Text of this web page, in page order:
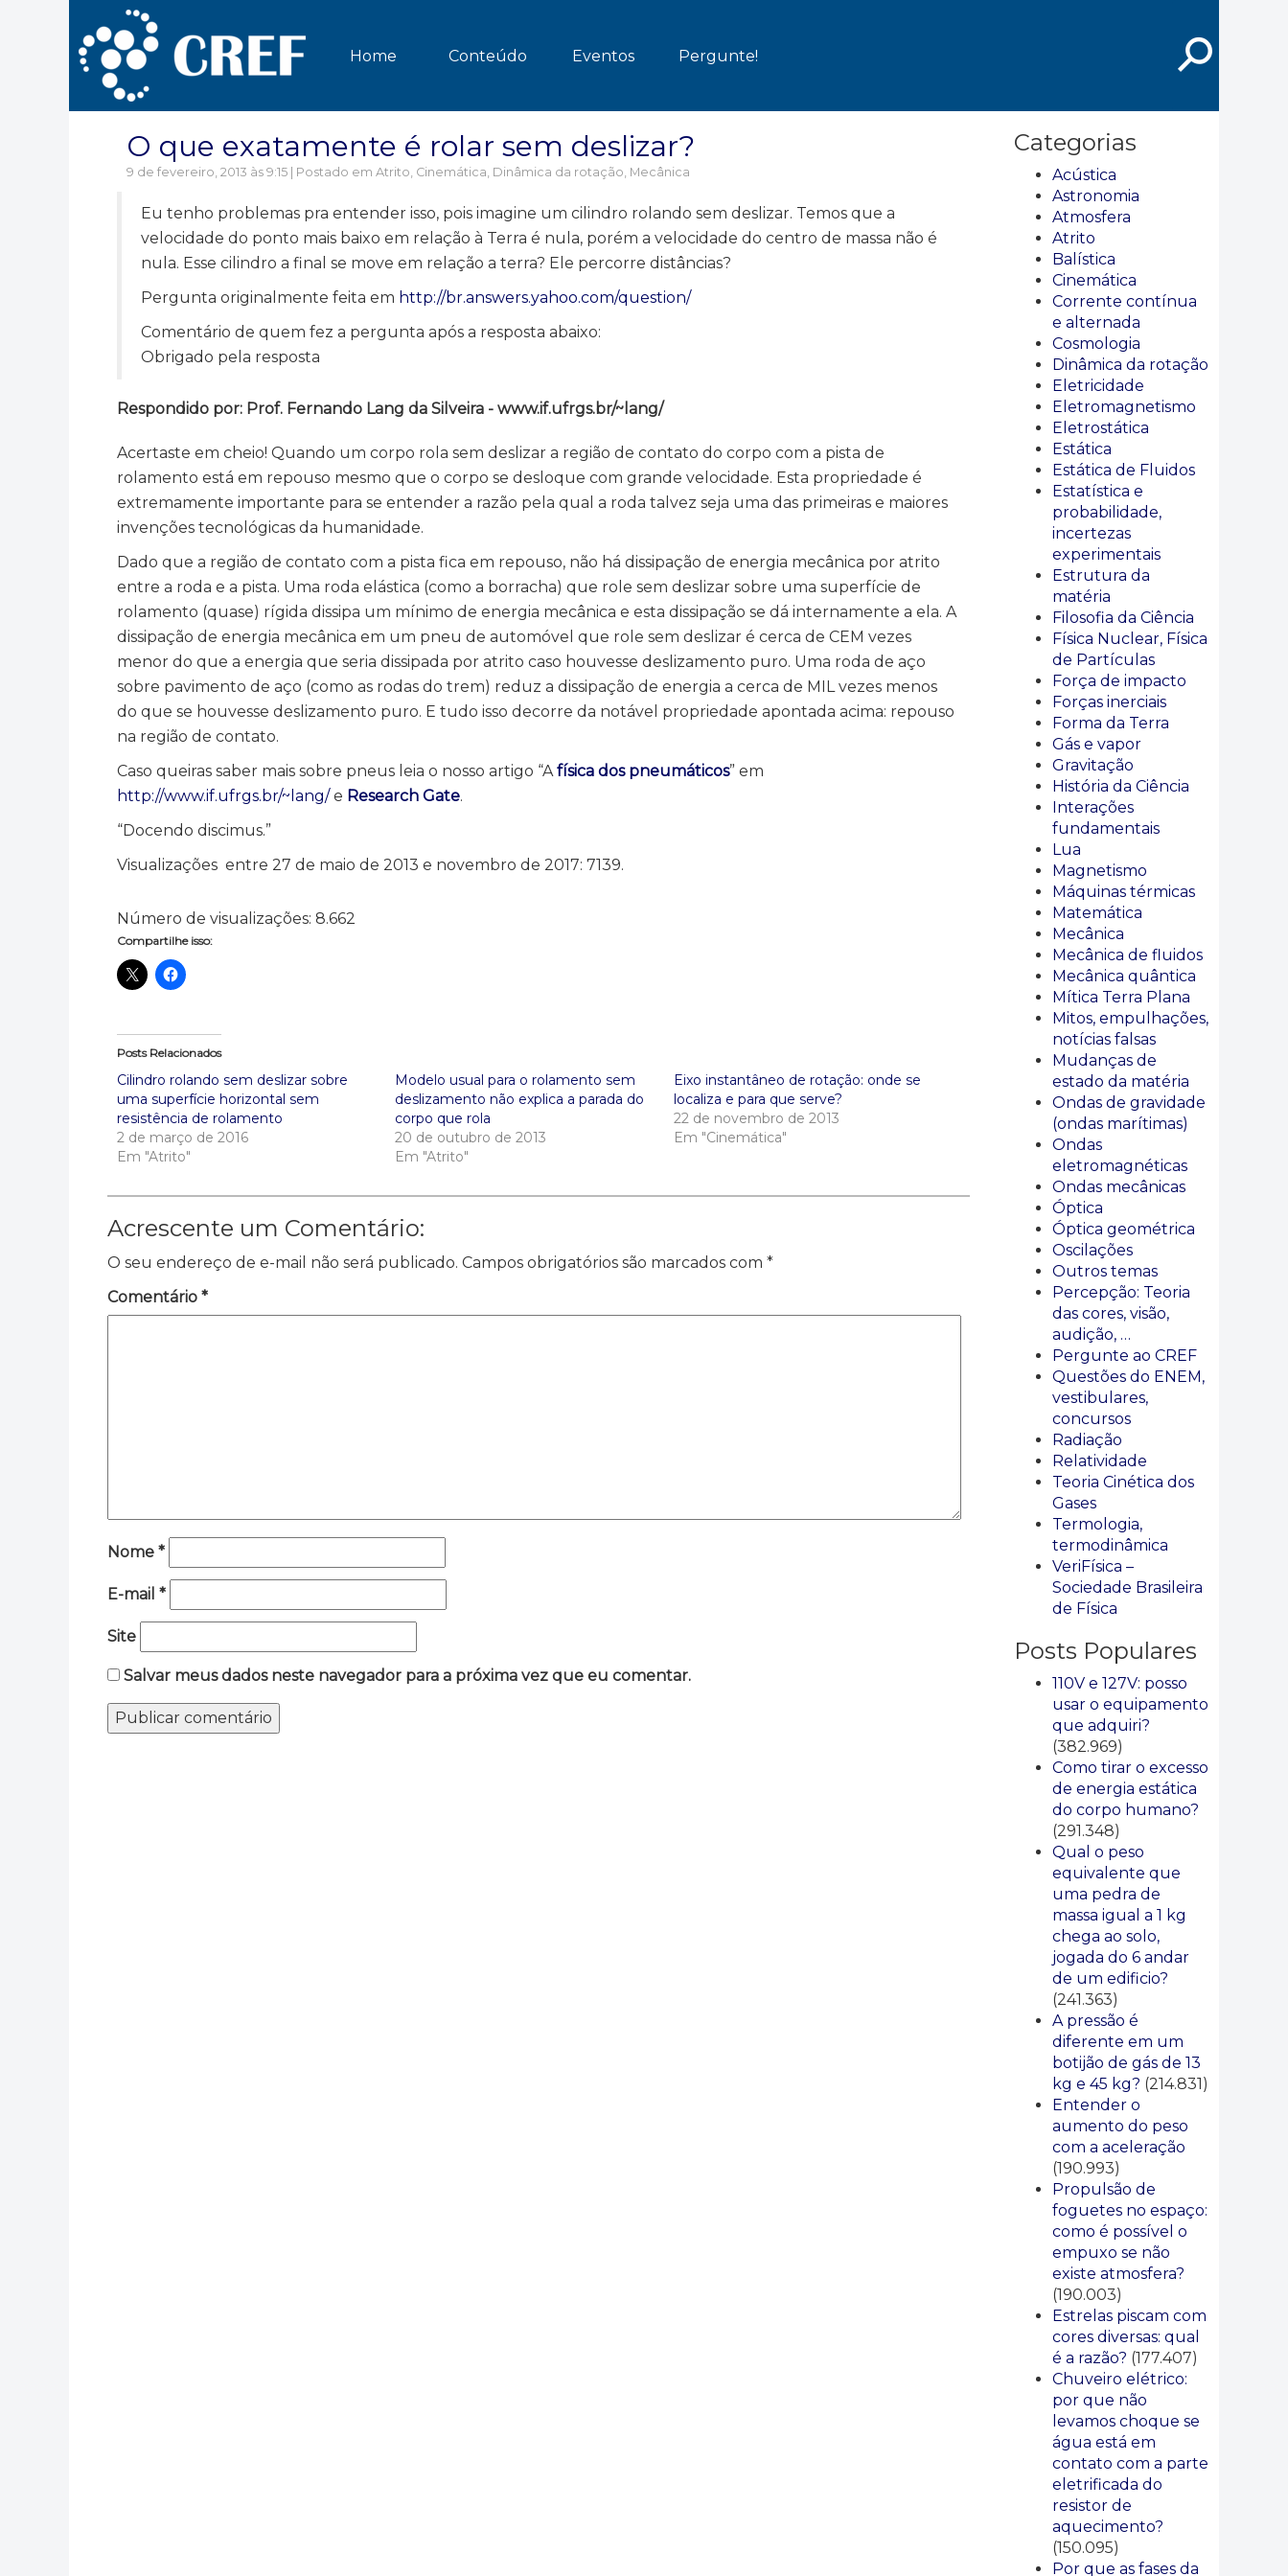
⚲
Home Conteúdo Eventos Pergunte!
O que exatamente é rolar sem deslizar?
9 de fevereiro, 2013 às 9:15 | Postado em Atrito, Cinemática, Dinâmica da rotação, Mecânica
Eu tenho problemas pra entender isso, pois imagine um cilindro rolando sem deslizar. Temos que a
velocidade do ponto mais baixo em relação à Terra é nula, porém a velocidade do centro de massa não é
nula. Esse cilindro a final se move em relação a terra? Ele percorre distâncias?
Pergunta originalmente feita em http://br.answers.yahoo.com/question/
Comentário de quem fez a pergunta após a resposta abaixo:
Obrigado pela resposta
Respondido por: Prof. Fernando Lang da Silveira - www.if.ufrgs.br/~lang/
Acertaste em cheio! Quando um corpo rola sem deslizar a região de contato do corpo com a pista de
rolamento está em repouso mesmo que o corpo se desloque com grande velocidade. Esta propriedade é
extremamente importante para se entender a razão pela qual a roda talvez seja uma das primeiras e maiores
invenções tecnológicas da humanidade.
Dado que a região de contato com a pista fica em repouso, não há dissipação de energia mecânica por atrito
entre a roda e a pista. Uma roda elástica (como a borracha) que role sem deslizar sobre uma superfície de
rolamento (quase) rígida dissipa um mínimo de energia mecânica e esta dissipação se dá internamente a ela. A
dissipação de energia mecânica em um pneu de automóvel que role sem deslizar é cerca de CEM vezes
menor do que a energia que seria dissipada por atrito caso houvesse deslizamento puro. Uma roda de aço
sobre pavimento de aço (como as rodas do trem) reduz a dissipação de energia a cerca de MIL vezes menos
do que se houvesse deslizamento puro. E tudo isso decorre da notável propriedade apontada acima: repouso
na região de contato.
Caso queiras saber mais sobre pneus leia o nosso artigo “Afísica dos pneumáticos” em
http://www.if.ufrgs.br/~lang/e Research Gate.
“Docendo discimus.”
Visualizações entre 27 de maio de 2013 e novembro de 2017: 7139.
Número de visualizações: 8.662
Compartilhe isso:
Posts Relacionados
Cilindro rolando sem deslizar sobre
uma superfície horizontal sem
resistência de rolamento
2 de março de 2016
Em "Atrito"
Modelo usual para o rolamento sem
deslizamento não explica a parada do
corpo que rola
20 de outubro de 2013
Em "Atrito"
Eixo instantâneo de rotação: onde se
localiza e para que serve?
22 de novembro de 2013
Em "Cinemática"
Acrescente um Comentário:
O seu endereço de e-mail não será publicado. Campos obrigatórios são marcados com *
Comentário *
Nome *
E-mail *
Site
Salvar meus dados neste navegador para a próxima vez que eu comentar.
Categorias
Acústica
Astronomia
Atmosfera
Atrito
Balística
Cinemática
Corrente contínua
e alternada
Cosmologia
Dinâmica da rotação
Eletricidade
Eletromagnetismo
Eletrostática
Estática
Estática de Fluidos
Estatística e
probabilidade,
incertezas
experimentais
Estrutura da
matéria
Filosofia da Ciência
Física Nuclear, Física
de Partículas
Força de impacto
Forças inerciais
Forma da Terra
Gás e vapor
Gravitação
História da Ciência
Interações
fundamentais
Lua
Magnetismo
Máquinas térmicas
Matemática
Mecânica
Mecânica de fluidos
Mecânica quântica
Mítica Terra Plana
Mitos, empulhações,
notícias falsas
Mudanças de
estado da matéria
Ondas de gravidade
(ondas marítimas)
Ondas
eletromagnéticas
Ondas mecânicas
Óptica
Óptica geométrica
Oscilações
Outros temas
Percepção: Teoria
das cores, visão,
audição, …
Pergunte ao CREF
Questões do ENEM,
vestibulares,
concursos
Radiação
Relatividade
Teoria Cinética dos
Gases
Termologia,
termodinâmica
VeriFísica –
Sociedade Brasileira
de Física
Posts Populares
110V e 127V: posso
usar o equipamento
que adquiri?
(382.969)
Como tirar o excesso
de energia estática
do corpo humano?
(291.348)
Qual o peso
equivalente que
uma pedra de
massa igual a 1 kg
chega ao solo,
jogada do 6 andar
de um edificio?
(241.363)
A pressão é
diferente em um
botijão de gás de 13
kg e 45 kg? (214.831)
Entender o
aumento do peso
com a aceleração
(190.993)
Propulsão de
foguetes no espaço:
como é possível o
empuxo se não
existe atmosfera?
(190.003)
Estrelas piscam com
cores diversas: qual
é a razão? (177.407)
Chuveiro elétrico:
por que não
levamos choque se
água está em
contato com a parte
eletrificada do
resistor de
aquecimento?
(150.095)
Por que as fases da